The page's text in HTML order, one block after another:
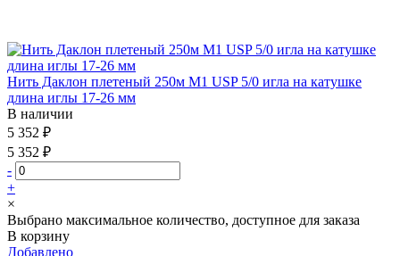
Нить Даклон плетеный 250м М1 USP 5/0 игла на катушке
длина иглы 17-26 мм
В наличии
5 352 ₽
5 352 ₽
-
+
×
Выбрано максимальное количество, доступное для заказа
В корзину
Добавлено